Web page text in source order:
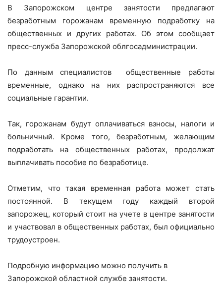
В Запорожском центре занятости предлагают
безработным горожанам временную подработку на
общественных и других работах. Об этом сообщает
пресс-служба Запорожской облгосадминистрации.
По данным специалистов общественные работы
временные, однако на них распространяются все
социальные гарантии.
Так, горожанам будут оплачиваться взносы, налоги и
больничный. Кроме того, безработным, желающим
подработать на общественных работах, продолжат
выплачивать пособие по безработице.
Отметим, что такая временная работа может стать
постоянной. В текущем году каждый второй
запорожец, который стоит на учете в центре занятости
и участвовал в общественных работах, был официально
трудоустроен.
Подробную информацию можно получить в
Запорожской областной службе занятости.